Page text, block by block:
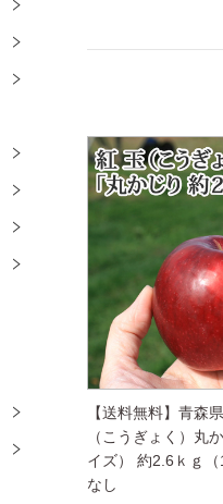
【送料無料】青森
（こうぎょく）丸
イズ） 約2.6ｋｇ
なし